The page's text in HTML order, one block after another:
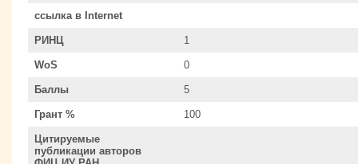
ссылка в Internet
РИНЦ 1
WoS 0
Баллы 5
Грант % 100
Цитируемые
публикации авторов